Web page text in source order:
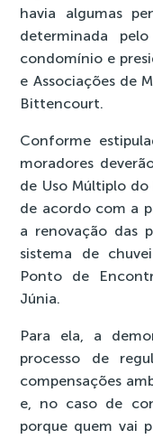
havia algumas
determinada
condomínio e
e Associações de
Bittencourt.
Conforme
moradores
de Uso Múltiplo
de acordo com a
a renovação das
sistema de
Ponto de
Júnia.
Para ela, a
processo de
compensações
e, no caso de
porque quem vai